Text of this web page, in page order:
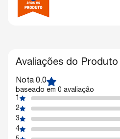
Avaliações do Produto
Nota 0.0
baseado em 0 avaliação
1
2
3
4